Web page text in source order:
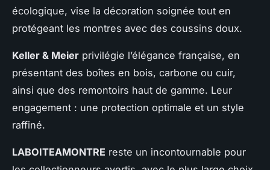
écologique, vise la décoration soignée tout en
protégeant les montres avec des coussins doux.
Keller & Meier privilégie l’élégance française, en
présentant des boîtes en bois, carbone ou cuir,
ainsi que des remontoirs haut de gamme. Leur
engagement : une protection optimale et un style
raffiné.
LABOITEAMONTRE reste un incontournable pour